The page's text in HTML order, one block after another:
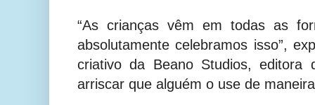
“As crianças vêm em todas as
absolutamente celebramos isso”,
criativo da Beano Studios, editora
arriscar que alguém o use de